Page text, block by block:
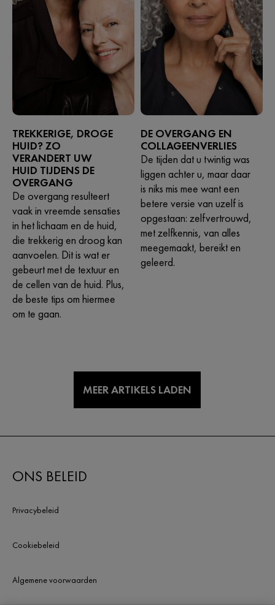
TREKKERIGE, DROGE
HUID? ZO
VERANDERT UW
HUID TIJDENS DE
OVERGANG
De overgang resulteert
vaak in vreemde sensaties
in het lichaam en de huid,
die trekkerig en droog kan
aanvoelen. Dit is wat er
gebeurt met de textuur en
de cellen van de huid. Plus,
de beste tips om hiermee
om te gaan.
DE OVERGANG EN
COLLAGEENVERLIES
De tijden dat u twintig was
liggen achter u, maar daar
is niks mis mee want een
betere versie van uzelf is
opgestaan: zelfvertrouwd,
met zelfkennis, van alles
meegemaakt, bereikt en
geleerd.
MEER ARTIKELS LADEN
ONS BELEID
Privacybeleid
Cookiebeleid
Algemene voorwaarden